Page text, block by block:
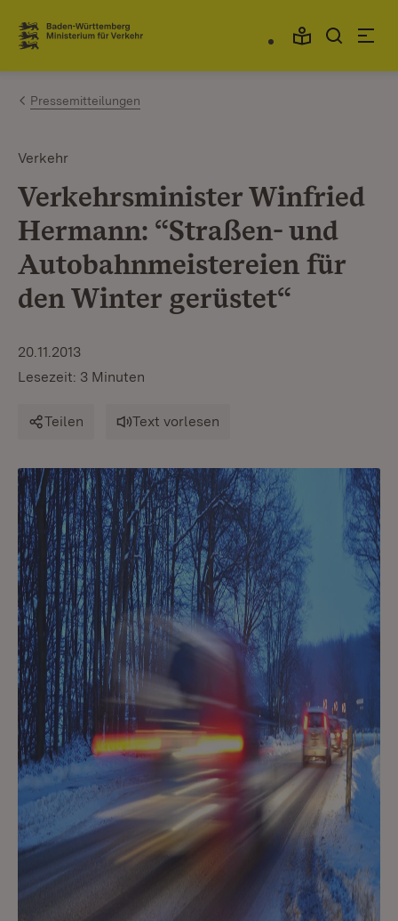
Zum Inhalt springen
Link zur Startseite
Pressemitteilungen
Verkehr
Verkehrsminister Winfried
Hermann: “Straßen- und
Autobahnmeistereien für
den Winter gerüstet“
20.11.2013
Lesezeit: 3 Minuten
Teilen Text vorlesen